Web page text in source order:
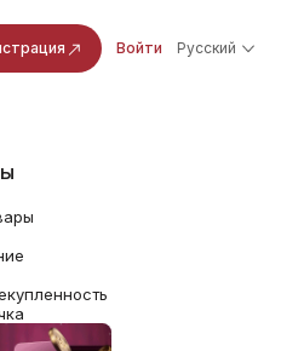
Войти Русский